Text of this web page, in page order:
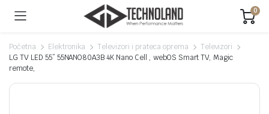
0
Početna Elektronika Televizori i prateca oprema
Televizori
LG TV LED 55” 55NANO80A3B 4K Nano Cell , webOS Smart TV, Magic
remote,